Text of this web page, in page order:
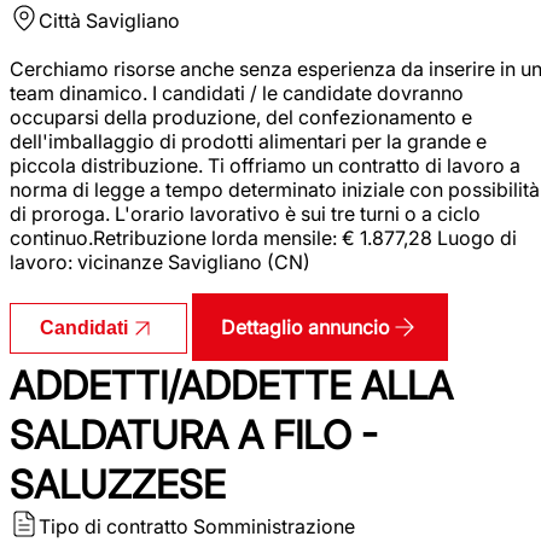
Città Savigliano
Cerchiamo risorse anche senza esperienza da inserire in un
team dinamico. I candidati / le candidate dovranno
occuparsi della produzione, del confezionamento e
dell'imballaggio di prodotti alimentari per la grande e
piccola distribuzione. Ti offriamo un contratto di lavoro a
norma di legge a tempo determinato iniziale con possibilità
di proroga. L'orario lavorativo è sui tre turni o a ciclo
continuo.Retribuzione lorda mensile: € 1.877,28 Luogo di
lavoro: vicinanze Savigliano (CN)
Candidati Dettaglio annuncio
ADDETTI/ADDETTE ALLA
SALDATURA A FILO -
SALUZZESE
Tipo di contratto Somministrazione